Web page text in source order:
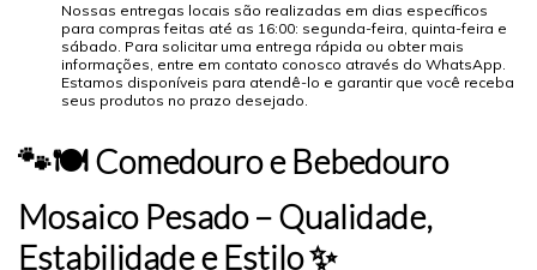
Nossas entregas locais são realizadas em dias específicos
para compras feitas até as 16:00: segunda-feira, quinta-feira e
sábado. Para solicitar uma entrega rápida ou obter mais
informações, entre em contato conosco através do WhatsApp.
Estamos disponíveis para atendê-lo e garantir que você receba
seus produtos no prazo desejado.
🐾🍽️ Comedouro e Bebedouro
Mosaico Pesado – Qualidade,
Estabilidade e Estilo ✨